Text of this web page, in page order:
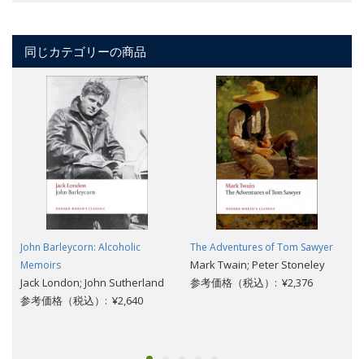
同じカテゴリーの商品
John Barleycorn: Alcoholic
Memoirs
Jack London; John Sutherland
参考価格（税込）: ¥2,640
The Adventures of Tom Sawyer
Mark Twain; Peter Stoneley
参考価格（税込）: ¥2,376